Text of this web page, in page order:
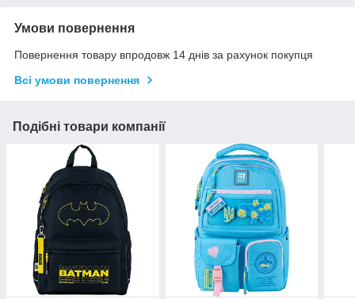
Умови повернення
Повернення товару впродовж 14 днів за рахунок покупця
Всі умови повернення
Подібні товари компанії